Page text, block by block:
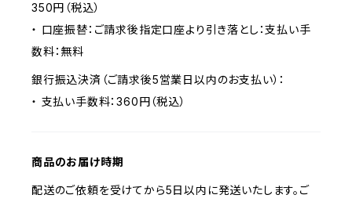
350円（税込）
・ 口座振替：ご請求後指定口座より引き落とし：支払い手
数料：無料
銀行振込決済（ご請求後5営業日以内のお支払い）：
・ 支払い手数料：360円（税込）
商品のお届け時期
配送のご依頼を受けてから5日以内に発送いたします。ご